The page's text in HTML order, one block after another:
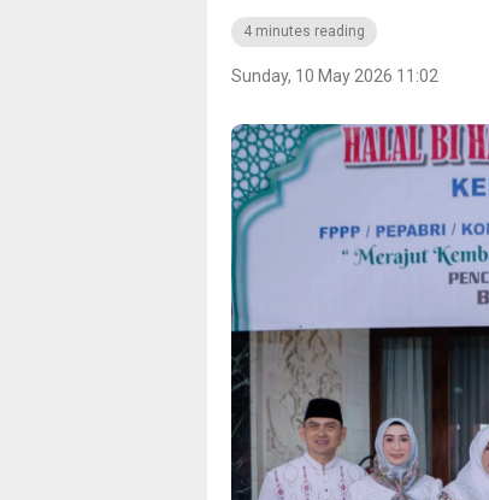
4 minutes reading
Sunday, 10 May 2026 11:02